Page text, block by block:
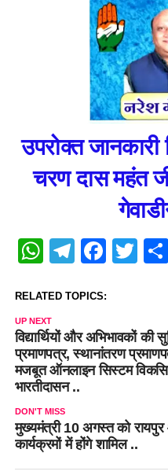
उपरोक्त जानकारी
चरण दास महंत
WhatsApp
Telegram
RELATED TOPICS:
UP NEXT
विद्यार्थियों और अभिभावकों की
प्रमाणपत्र, स्थानांतरण
मजबूत ऑनलाइन सिस्टम
भारतीदासन ..
DON'T MISS
मुख्यमंत्री 10 अगस्त को
कार्यक्रमों में होंगे शामिल ..